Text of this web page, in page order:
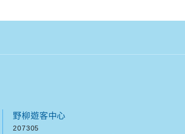
野柳遊客中心
207305